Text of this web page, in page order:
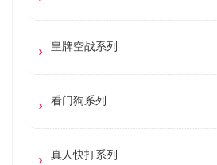
皇牌空战系列
看门狗系列
真人快打系列